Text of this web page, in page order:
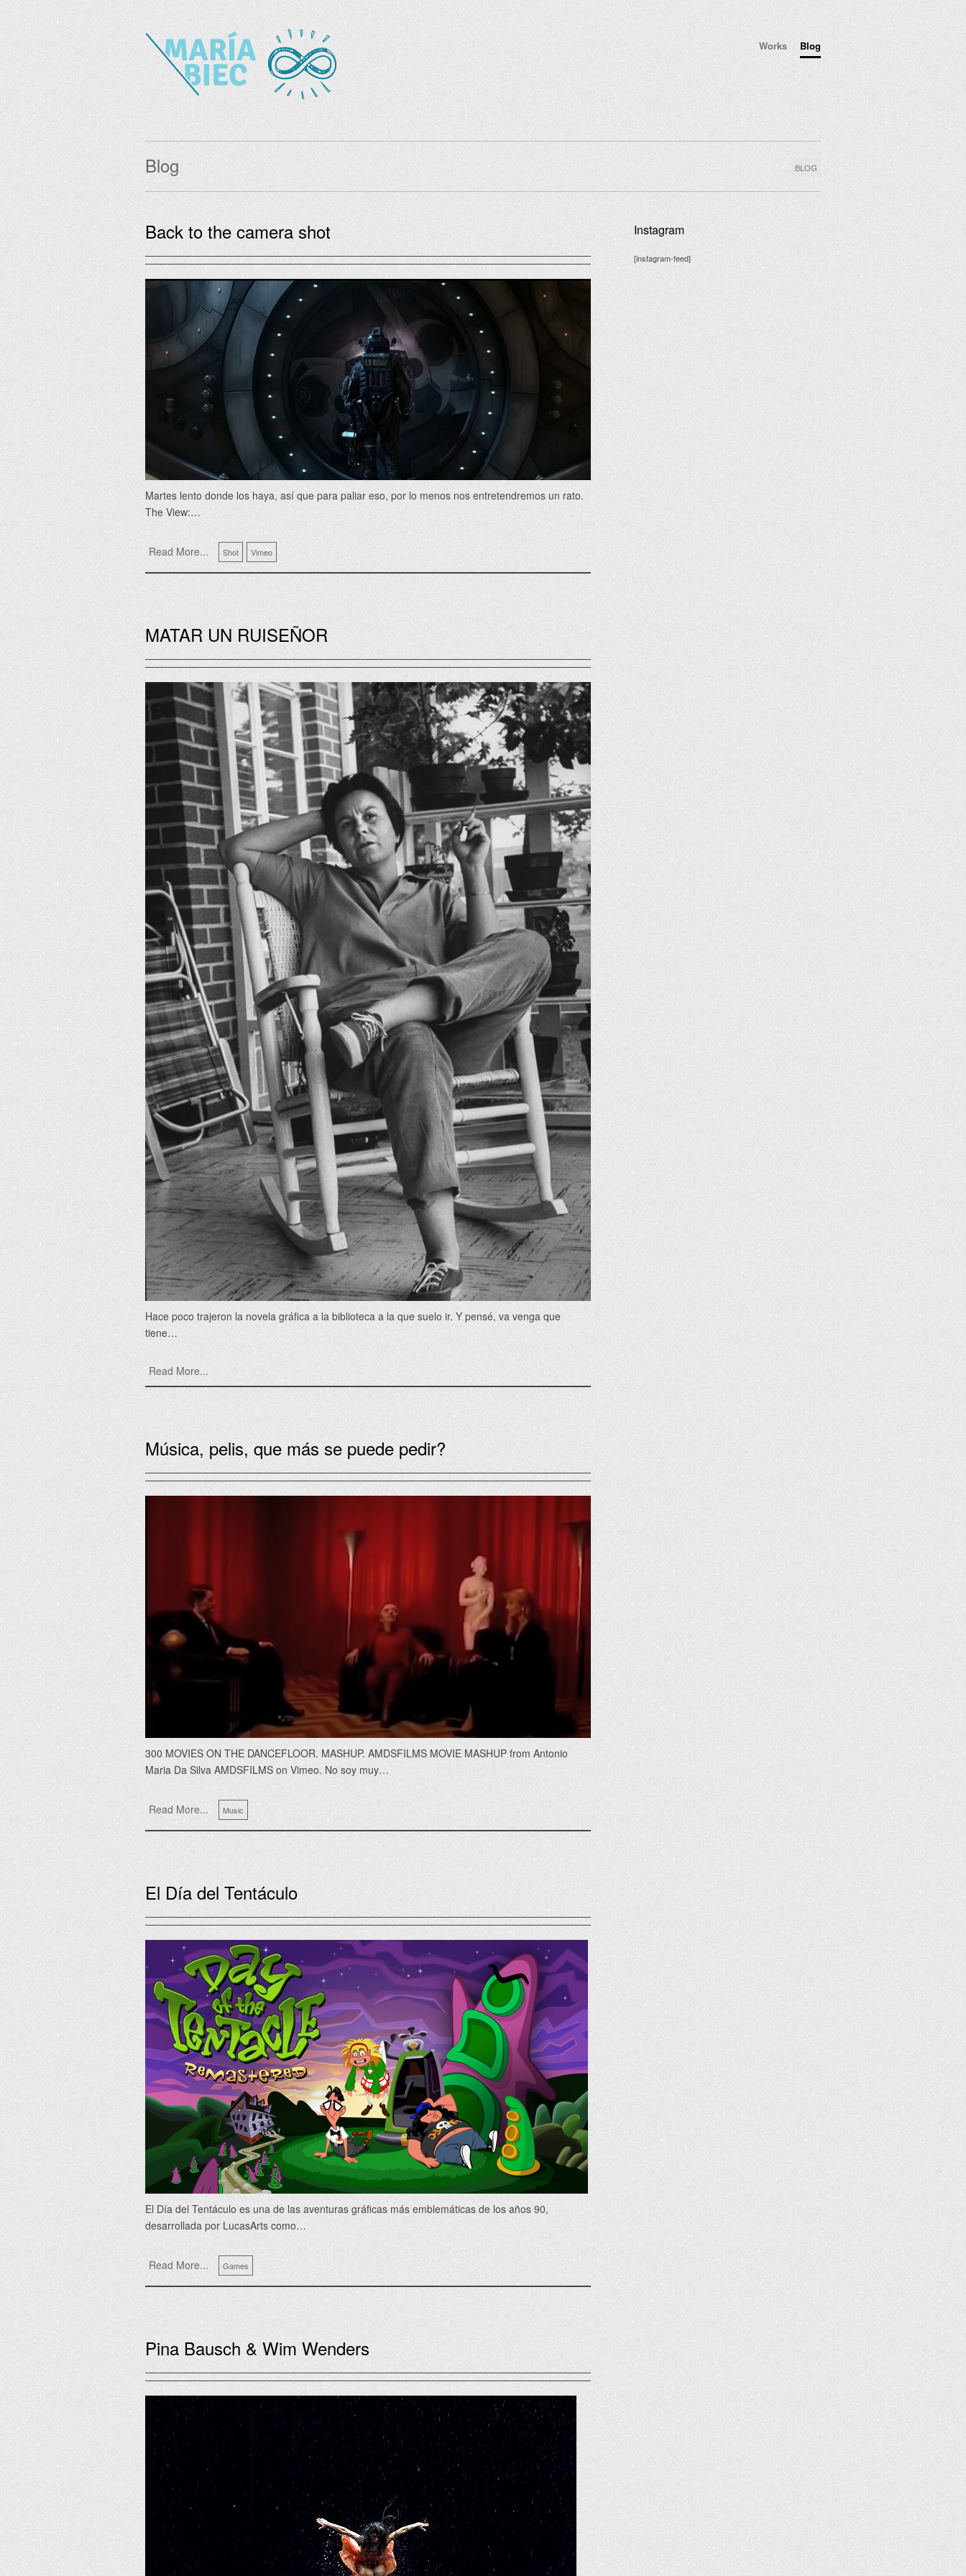
Works Blog
Blog BLOG
Back to the camera shot
Martes lento donde los haya, así que para paliar eso, por lo menos nos entretendremos un rato.
The View:…
Read More... Shot Vimeo
MATAR UN RUISEÑOR
Hace poco trajeron la novela gráfica a la biblioteca a la que suelo ir. Y pensé, va venga que
tiene…
Read More...
Música, pelis, que más se puede pedir?
300 MOVIES ON THE DANCEFLOOR. MASHUP. AMDSFILMS MOVIE MASHUP from Antonio
Maria Da Silva AMDSFILMS on Vimeo. No soy muy…
Read More... Music
El Día del Tentáculo
El Día del Tentáculo es una de las aventuras gráficas más emblemáticas de los años 90,
desarrollada por LucasArts como…
Read More... Games
Pina Bausch & Wim Wenders
Instagram
[instagram-feed]